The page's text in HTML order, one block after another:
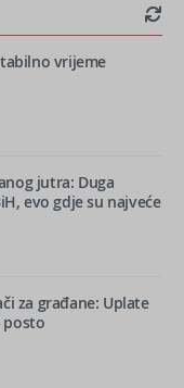
vrijeme
jutra: Duga
evo gdje su najveće
za građane: Uplate
posto